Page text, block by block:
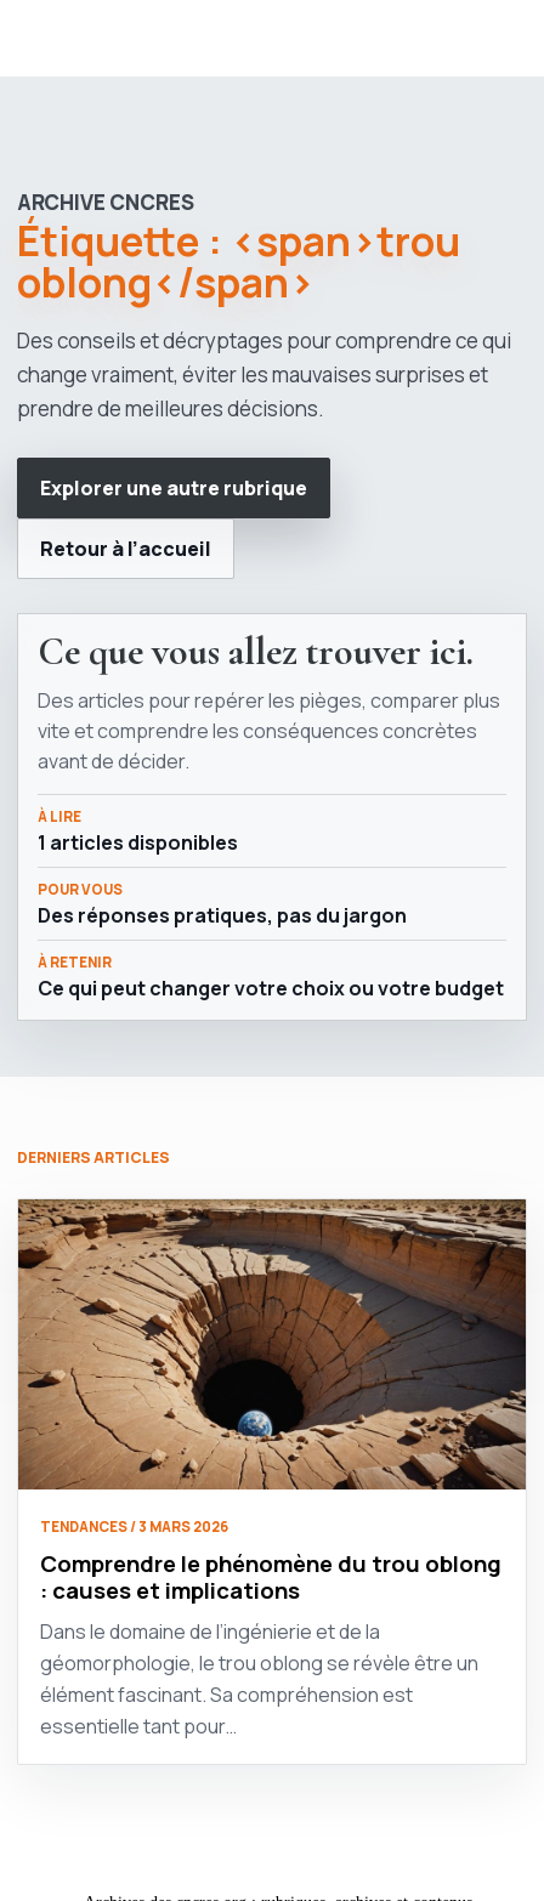
ARCHIVE CNCRES
Étiquette : <span>trou
oblong</span>
Des conseils et décryptages pour comprendre ce qui
change vraiment, éviter les mauvaises surprises et
prendre de meilleures décisions.
Explorer une autre rubrique
Retour à l’accueil
Ce que vous allez trouver ici.
Des articles pour repérer les pièges, comparer plus
vite et comprendre les conséquences concrètes
avant de décider.
À LIRE
1 articles disponibles
POUR VOUS
Des réponses pratiques, pas du jargon
À RETENIR
Ce qui peut changer votre choix ou votre budget
DERNIERS ARTICLES
TENDANCES / 3 MARS 2026
Comprendre le phénomène du trou oblong
: causes et implications
Dans le domaine de l’ingénierie et de la
géomorphologie, le trou oblong se révèle être un
élément fascinant. Sa compréhension est
essentielle tant pour…